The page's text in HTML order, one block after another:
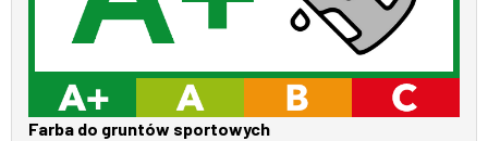
Farba do gruntów sportowych